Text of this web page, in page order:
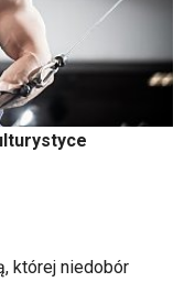
której niedobór